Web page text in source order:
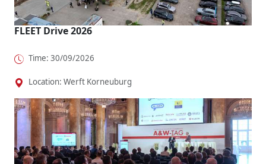
FLEET Drive 2026
Time: 30/09/2026
Location: Werft Korneuburg